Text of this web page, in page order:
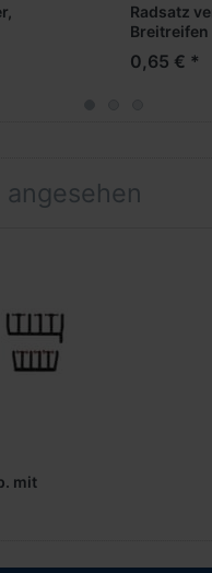
Radsatz
0,65 € *
mit
groß &